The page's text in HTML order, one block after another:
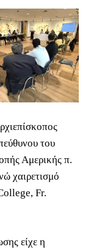
του
Αμερικής π.
χαιρετισμό
Fr.
είχε η